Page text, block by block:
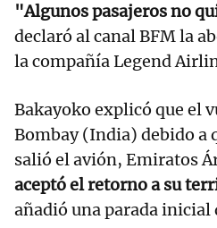
"Algunos pasajeros no
declaró al canal BFM la
la compañía Legend
Bakayoko explicó que el
Bombay (India) debido a
salió el avión, Emiratos
aceptó el retorno a su
añadió una parada inicial